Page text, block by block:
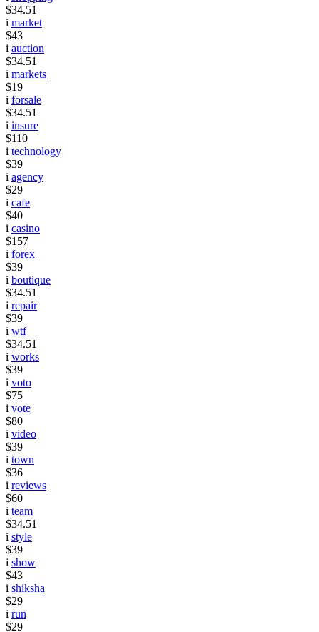
$34.51
i market
$43
i auction
$34.51
i markets
$19
i forsale
$34.51
i insure
$110
i technology
$39
i agency
$29
i cafe
$40
i casino
$157
i forex
$39
i boutique
$34.51
i repair
$39
i wtf
$34.51
i works
$39
i voto
$75
i vote
$80
i video
$39
i town
$36
i reviews
$60
i team
$34.51
i style
$39
i show
$43
i shiksha
$29
i run
$29